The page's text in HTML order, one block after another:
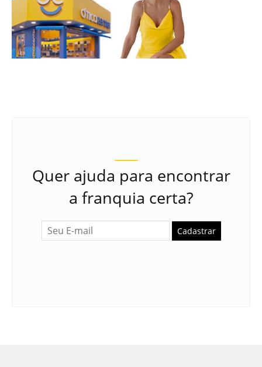
Quer ajuda para encontrar
a franquia certa?
Cadastrar